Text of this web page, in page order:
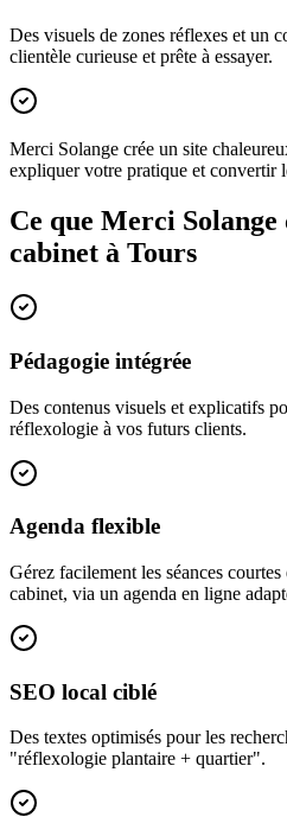
Des visuels de zones réflexes et un
clientèle curieuse et prête à essayer.
Merci Solange crée un site
expliquer votre pratique et convertir
Ce que Merci
cabinet à Tours
Pédagogie intégrée
Des contenus visuels et explicatifs
réflexologie à vos futurs clients.
Agenda flexible
Gérez facilement les séances
cabinet, via un agenda en ligne
SEO local ciblé
Des textes optimisés pour les
"réflexologie plantaire + quartier".